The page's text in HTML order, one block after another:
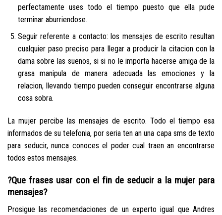
perfectamente uses todo el tiempo puesto que ella pude
terminar aburriendose.
Seguir referente a contacto: los mensajes de escrito resultan
cualquier paso preciso para llegar a producir la citacion con la
dama sobre las suenos, si si no le importa hacerse amiga de la
grasa manipula de manera adecuada las emociones y la
relacion, llevando tiempo pueden conseguir encontrarse alguna
cosa sobra.
La mujer percibe las mensajes de escrito. Todo el tiempo esa
informados de su telefonia, por seri­a ten an una capa sms de texto
para seducir, nunca conoces el poder cual traen an encontrarse
todos estos mensajes.
?Que frases usar con el fin de seducir a la mujer para
mensajes?
Prosigue las recomendaciones de un experto igual que Andres